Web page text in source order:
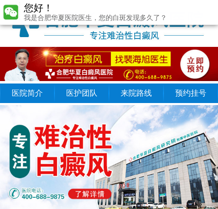
医院简介 医护团队 来院路线 预约挂号
您好！
我是合肥华夏医院医生，您的白斑发现多久了？